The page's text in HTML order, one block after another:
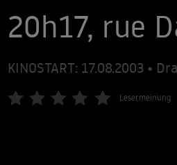
20h17, rue
KINOSTART: 17.08.2003 •
Lesermeinung